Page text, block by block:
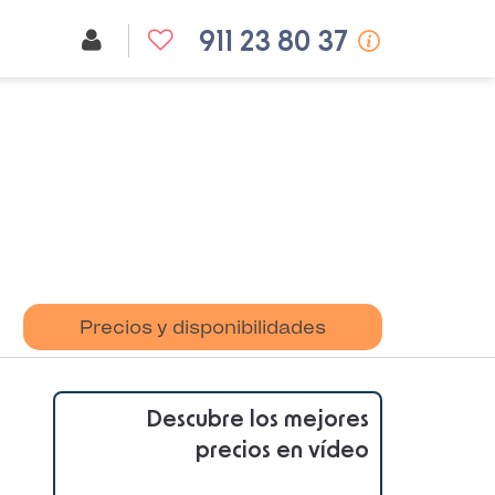
911 23 80 37
Precios y disponibilidades
Descubre los mejores
precios en vídeo